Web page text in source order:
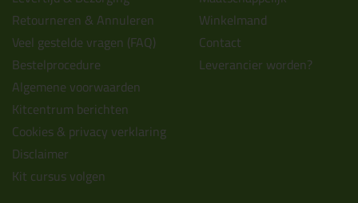
Retourneren & Annuleren
Veel gestelde vragen (FAQ)
Bestelprocedure
Algemene voorwaarden
Kitcentrum berichten
Cookies & privacy verklaring
Disclaimer
Kit cursus volgen
Winkelmand
Contact
Leverancier worden?